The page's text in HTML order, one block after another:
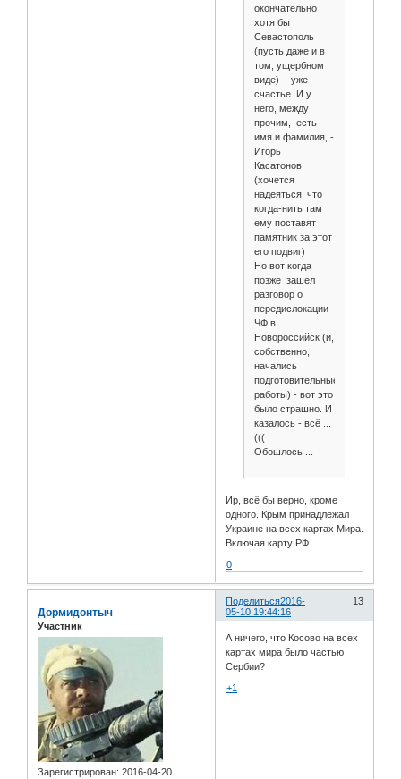
окончательно
хотя бы
Севастополь
(пусть даже и в
том, ущербном
виде) - уже
счастье. И у
него, между
прочим, есть
имя и фамилия, -
Игорь
Касатонов
(хочется
надеяться, что
когда-нить там
ему поставят
памятник за этот
его подвиг)
Но вот когда
позже зашел
разговор о
передислокации
ЧФ в
Новороссийск (и,
собственно,
начались
подготовительные
работы) - вот это
было страшно. И
казалось - всё ...
(((
Обошлось ...
Ир, всё бы верно, кроме
одного. Крым принадлежал
Украине на всех картах Мира.
Включая карту РФ.
0
Поделиться 13
2016-
05-10 19:44:16
Дормидонтыч
Участник
Зарегистрирован: 2016-04-20
А ничего, что Косово на всех
картах мира было частью
Сербии?
+1